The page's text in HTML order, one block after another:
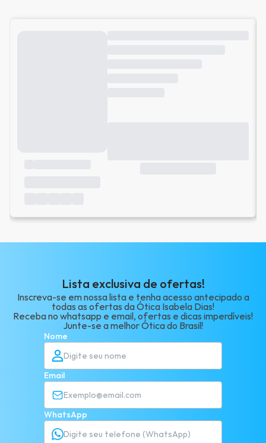
Lista exclusiva de ofertas!
Inscreva-se em nossa lista e tenha acesso antecipado a
todas as ofertas da Ótica Isabela Dias!
Receba no whatsapp e email, ofertas e dicas imperdíveis!
Junte-se a melhor Ótica do Brasil!
Nome
Email
WhatsApp